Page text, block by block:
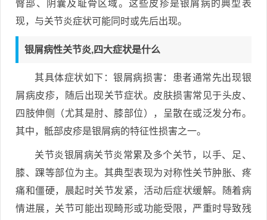
臀部、阴囊及耻骨区域。这些皮疹是银屑病的典型表
现，与关节炎症状可能同时或先后出现。
银屑病性关节炎,四大症状是什么
其具体症状如下：银屑病损害：患者通常先出现银
屑病皮疹，随后出现关节症状。皮肤损害常见于头皮、
四肢伸侧（尤其是肘、膝部位），呈散在或泛发分布。
其中，骶部皮疹是银屑病的特征性损害之一。
关节炎银屑病关节炎常累及多个关节，以手、足、
膝、踝等部位为主。其典型表现为对称性关节肿胀、疼
痛和僵硬，晨起时关节发紧，活动后症状缓解。随着病
情进展，关节可能出现畸形或功能受限，严重时导致残